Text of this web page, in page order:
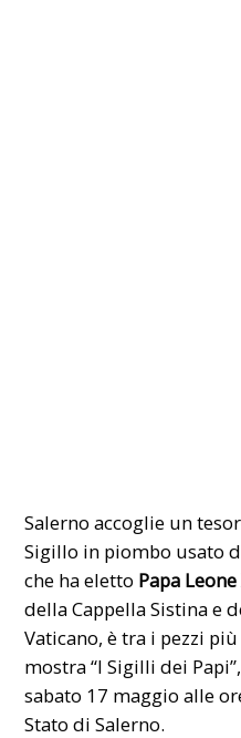
Salerno accoglie un
Sigillo in piombo usato
che ha eletto Papa Leone
della Cappella Sistina e
Vaticano, è tra i pezzi
mostra “I Sigilli dei
sabato 17 maggio alle
Stato di Salerno.